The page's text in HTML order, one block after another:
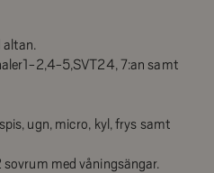
altan.
2,4-5,SVT24, 7:an samt
ugn, micro, kyl, frys samt
sovrum med våningsängar.